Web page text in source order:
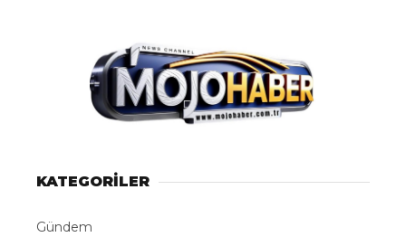
KATEGORİLER
Gündem